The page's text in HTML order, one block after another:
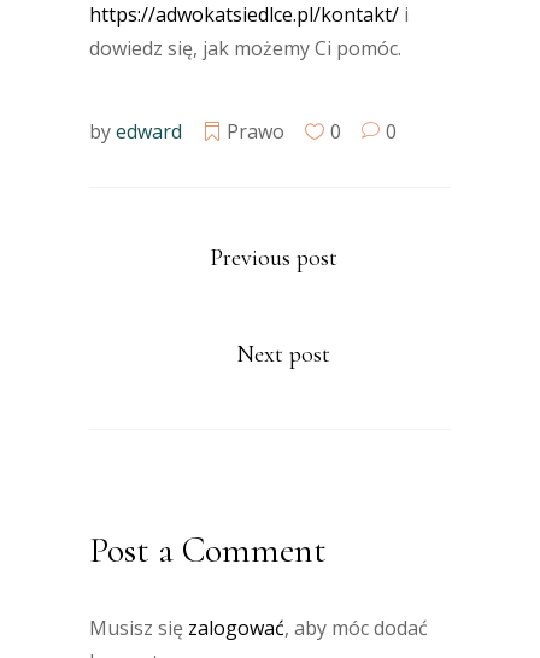
https://adwokatsiedlce.pl/kontakt/ i
dowiedz się, jak możemy Ci pomóc.
byedward Prawo 0 0
Previous post
Next post
Post a Comment
Musisz się zalogować, aby móc dodać